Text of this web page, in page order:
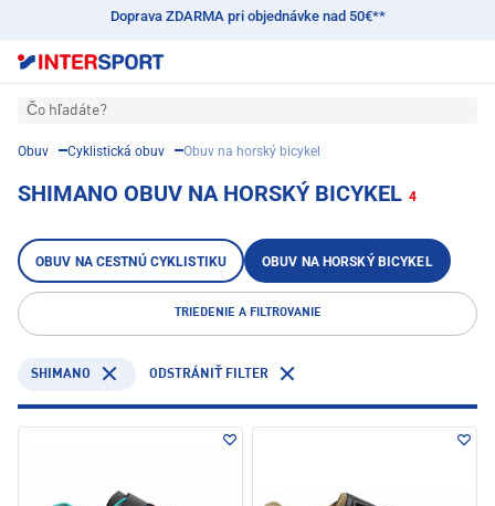
Doprava ZDARMA pri objednávke nad 50€**
Čo hľadáte?
Obuv Cyklistická obuv Obuv na horský bicykel
SHIMANO OBUV NA HORSKÝ BICYKEL 4
OBUV NA CESTNÚ CYKLISTIKU OBUV NA HORSKÝ BICYKEL
TRIEDENIE A FILTROVANIE
SHIMANO ODSTRÁNIŤ FILTER